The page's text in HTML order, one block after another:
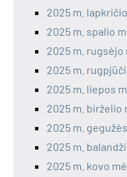
2025 m.
2025 m. spalio
2025 m. rugsėjo
2025 m.
2025 m. liepos
2025 m. birželio
2025 m.
2025 m.
2025 m. kovo